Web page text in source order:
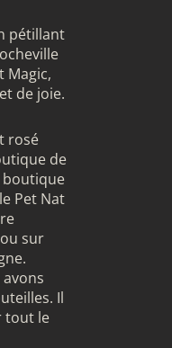
pétillant
Magic,
de joie.
rosé
de
boutique
Pet Nat
sur
Il
tout le